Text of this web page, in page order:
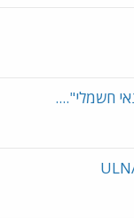
חשמלי"....